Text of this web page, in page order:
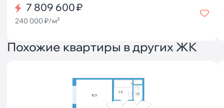
7 809 600 ₽
240 000 ₽/м²
Похожие квартиры в других ЖК